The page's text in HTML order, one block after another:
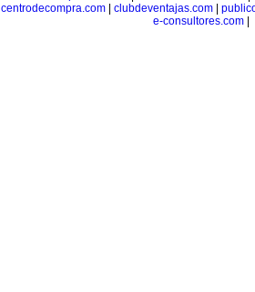
centrodecompra.com| clubdeventajas.com|
e-consultores.com